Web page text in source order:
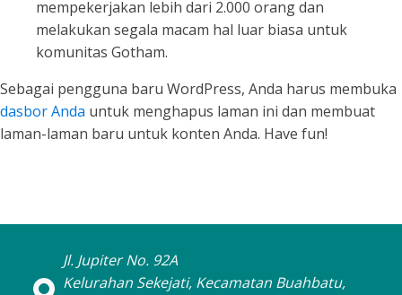
mempekerjakan lebih dari 2.000 orang dan
melakukan segala macam hal luar biasa untuk
komunitas Gotham.
Sebagai pengguna baru WordPress, Anda harus membuka
dasbor Anda untuk menghapus laman ini dan membuat
laman-laman baru untuk konten Anda. Have fun!
Jl. Jupiter No. 92A
Kelurahan Sekejati, Kecamatan Buahbatu,